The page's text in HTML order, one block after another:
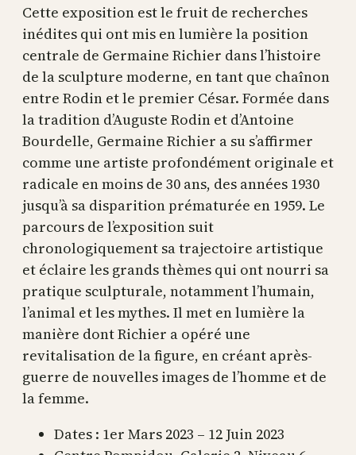
Cette exposition est le fruit de recherches
inédites qui ont mis en lumière la position
centrale de Germaine Richier dans l’histoire
de la sculpture moderne, en tant que chaînon
entre Rodin et le premier César. Formée dans
la tradition d’Auguste Rodin et d’Antoine
Bourdelle, Germaine Richier a su s’affirmer
comme une artiste profondément originale et
radicale en moins de 30 ans, des années 1930
jusqu’à sa disparition prématurée en 1959. Le
parcours de l’exposition suit
chronologiquement sa trajectoire artistique
et éclaire les grands thèmes qui ont nourri sa
pratique sculpturale, notamment l’humain,
l’animal et les mythes. Il met en lumière la
manière dont Richier a opéré une
revitalisation de la figure, en créant après-
guerre de nouvelles images de l’homme et de
la femme.
Dates : 1er Mars 2023 – 12 Juin 2023